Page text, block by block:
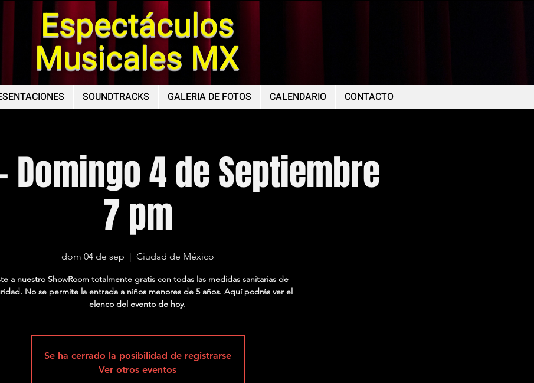
Espectáculos
Musicales MX
SOUNDTRACKS GALERIA DE FOTOS CALENDARIO CONTACTO
Domingo 4 de Septiembre
7 pm
dom 04 de sep
  |
Ciudad de México
a nuestro ShowRoom totalmente gratis con todas las medidas sanitarias de
No se permite la entrada a niños menores de 5 años. Aquí podrás ver el
elenco del evento de hoy.
Se ha cerrado la posibilidad de registrarse
Ver otros eventos